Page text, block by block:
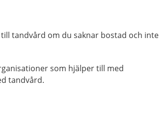
tandvård om du saknar bostad och inte
som hjälper till med
tandvård.